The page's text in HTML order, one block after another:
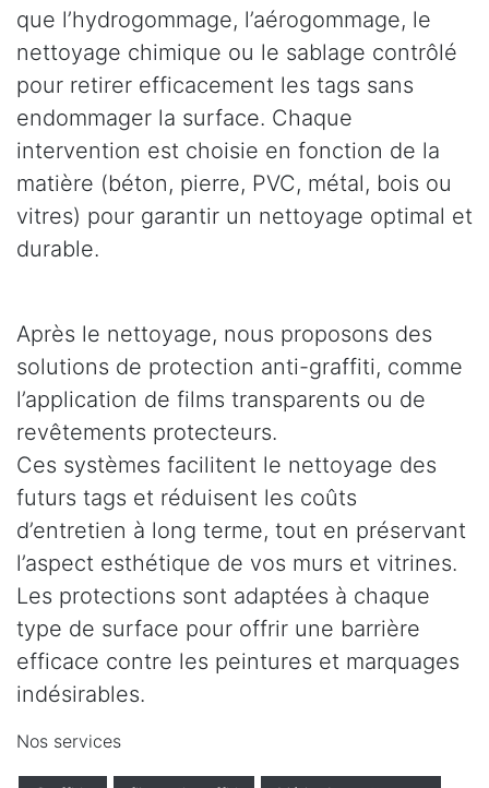
que l’hydrogommage, l’aérogommage, le
nettoyage chimique ou le sablage contrôlé
pour retirer efficacement les tags sans
endommager la surface. Chaque
intervention est choisie en fonction de la
matière (béton, pierre, PVC, métal, bois ou
vitres) pour garantir un nettoyage optimal et
durable.
Après le nettoyage, nous proposons des
solutions de protection anti-graffiti, comme
l’application de films transparents ou de
revêtements protecteurs.
Ces systèmes facilitent le nettoyage des
futurs tags et réduisent les coûts
d’entretien à long terme, tout en préservant
l’aspect esthétique de vos murs et vitrines.
Les protections sont adaptées à chaque
type de surface pour offrir une barrière
efficace contre les peintures et marquages
indésirables.
Nos services